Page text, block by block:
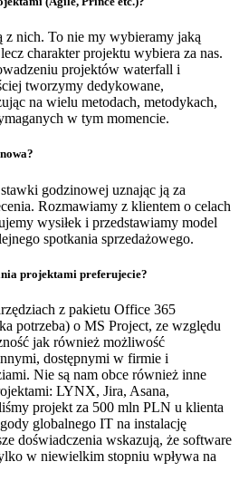
z nich. To nie my wybieramy jaką
charakter projektu wybiera za nas.
projektów waterfall i
tworzymy dedykowane,
na wielu metodach, metodykach,
w tym momencie.
godzinowej uznając ją za
Rozmawiamy z klientem o celach
wysiłek i przedstawiamy model
spotkania sprzedażowego.
projektami preferujecie?
z pakietu Office 365
potrzeba) o MS Project, ze względu
jak również możliwość
dostępnymi w firmie i
Nie są nam obce również inne
LYNX, Jira, Asana,
projekt za 500 mln PLN u klienta
globalnego IT na instalację
doświadczenia wskazują, że software
w niewielkim stopniu wpływa na